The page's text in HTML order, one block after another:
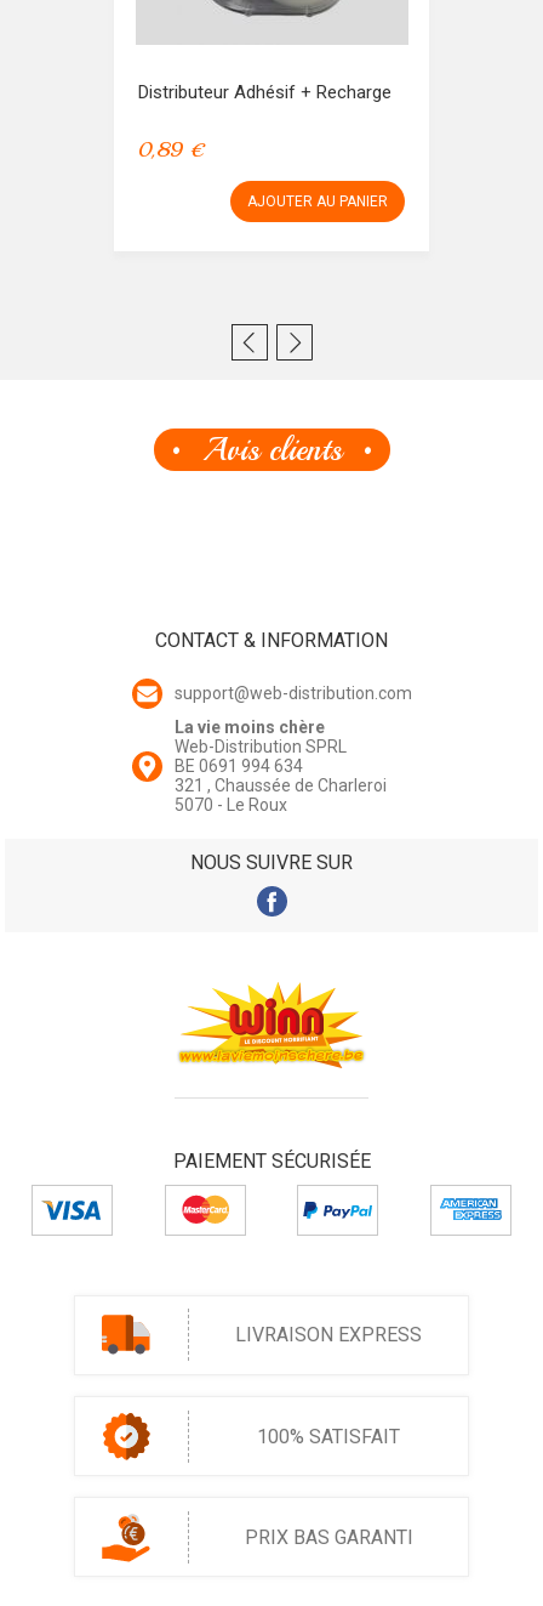
Distributeur Adhésif + Recharge
0,89 €
AJOUTER AU PANIER
Avis clients
CONTACT & INFORMATION
support@web-distribution.com
La vie moins chère
Web-Distribution SPRL
BE 0691 994 634
321 , Chaussée de Charleroi
5070 - Le Roux
NOUS SUIVRE SUR
PAIEMENT SÉCURISÉE
LIVRAISON EXPRESS
100% SATISFAIT
PRIX BAS GARANTI